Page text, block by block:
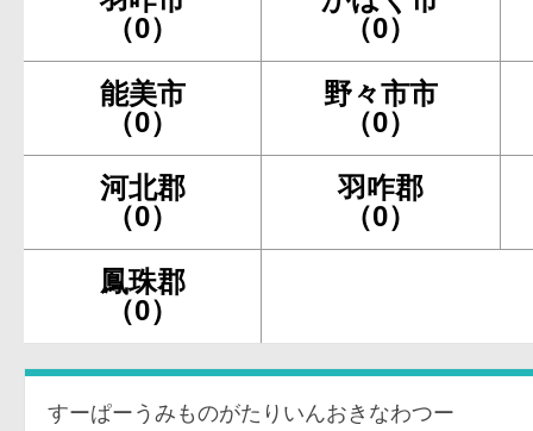
（0）
（0）
能美市
（0）
野々市市
（0）
河北郡
（0）
羽咋郡
（0）
鳳珠郡
（0）
すーぱーうみものがたりいんおきなわつー